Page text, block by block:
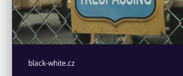
black-white.cz